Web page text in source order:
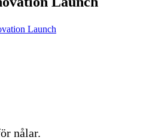
Launch
nålar.